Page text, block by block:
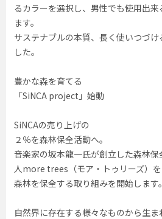
るカラーを選択し、男性でも使用出
ます。
サステナブルの本質、長く使いつづ
した。
豊かな森を育てる
「SiNCA project」始動
SiNCAの売り上げの
２％を森林保全活動へ。
音楽家の坂本龍一氏が創立した森林
人more trees（モア・トゥリーズ）を
森林を保全する取り組みを開始します。
自然界に存在する様々なものから生ま